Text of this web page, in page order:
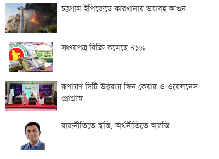
চট্টগ্রাম ইপিজেডে কারখানায় ভয়াবহ আগুন
সঞ্চয়পত্র বিক্রি কমেছে ৪১%
রূপায়ণ সিটি উত্তরায় স্কিন কেয়ার ও ওয়েলনেস
প্রোগ্রাম
রাজনীতিতে স্বস্তি, অর্থনীতিতে অস্বস্তি